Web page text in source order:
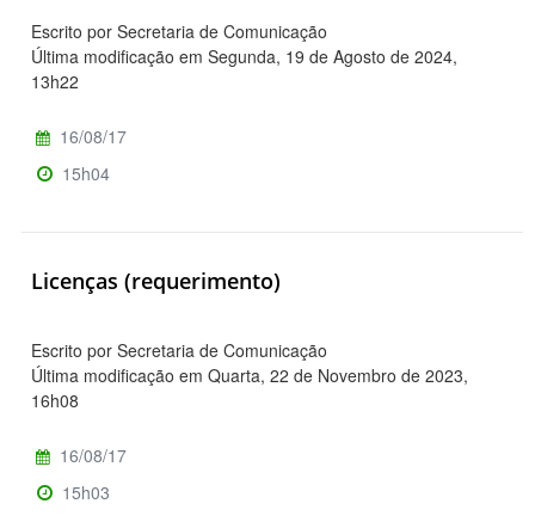
Escrito por Secretaria de Comunicação
Última modificação em Segunda, 19 de Agosto de 2024,
13h22
16/08/17
15h04
Licenças (requerimento)
Escrito por Secretaria de Comunicação
Última modificação em Quarta, 22 de Novembro de 2023,
16h08
16/08/17
15h03